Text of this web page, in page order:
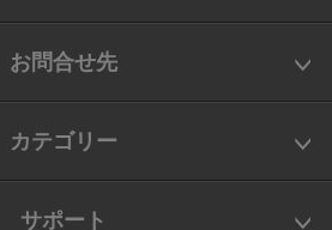
お問合せ先
カテゴリー
サポート